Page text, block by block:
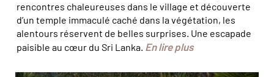
rencontres chaleureuses dans le village et découverte
d’un temple immaculé caché dans la végétation, les
alentours réservent de belles surprises. Une escapade
paisible au cœur du Sri Lanka. En lire plus